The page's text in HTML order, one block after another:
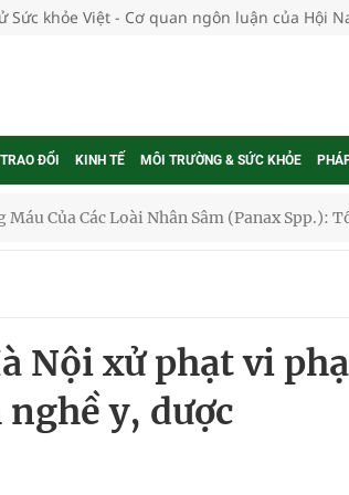
Sức khỏe Việt - Cơ quan ngôn luận của Hội
ĐỔI KINH TẾ MÔI TRƯỜNG & SỨC KHỎE
Của Các Loài Nhân Sâm (Panax Spp.):
mới của Việt Nam
hai cấp trong quản lý hoạt động nha
Nội xử phạt vi
nghề y, dược